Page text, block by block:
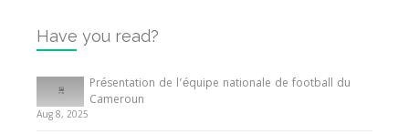
Internationales
Tout ce que vous devez savoir sur la Coupe
d’Afrique des Nations
10 May 2024
Have you read?
Présentation de l’équipe nationale de football du
Cameroun
Aug 8, 2025